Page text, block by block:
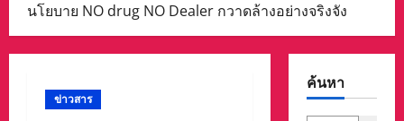
นโยบาย NO drug NO Dealer กวาดล้างอย่างจริงจัง
ข่าวสาร
ค้นหา